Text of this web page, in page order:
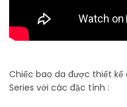
Chiếc bao da được thiết kế
Series với các đặc tính :